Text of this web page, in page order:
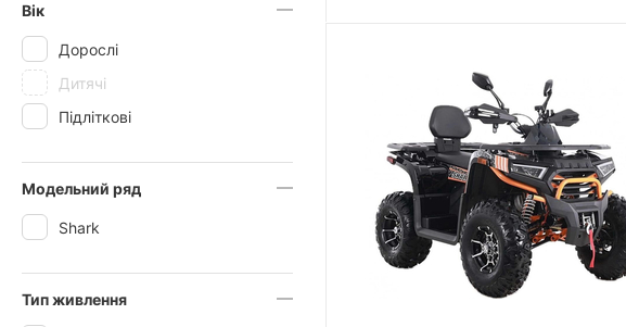
Вік
Дорослі
Дитячі
Підліткові
Модельний ряд
Shark
Тип живлення